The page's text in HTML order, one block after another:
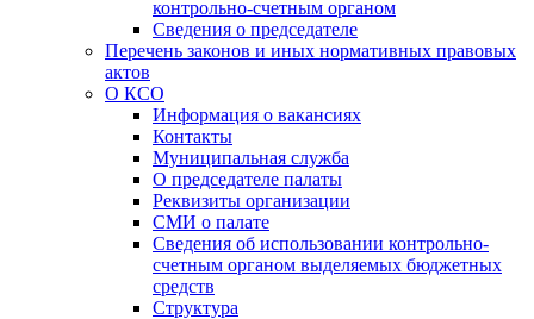
контрольно-счетным органом
Сведения о председателе
Перечень законов и иных нормативных правовых
актов
О КСО
Информация о вакансиях
Контакты
Муниципальная служба
О председателе палаты
Реквизиты организации
СМИ о палате
Сведения об использовании контрольно-
счетным органом выделяемых бюджетных
средств
Структура